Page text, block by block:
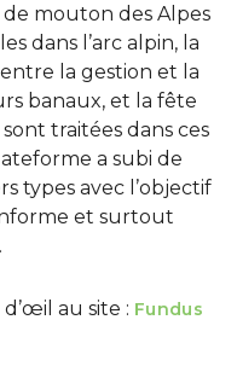
de mouton des Alpes
dans l’arc alpin, la
la gestion et la
banaux, et la fête
traitées dans ces
a subi de
types avec l’objectif
et surtout
au site : Fundus